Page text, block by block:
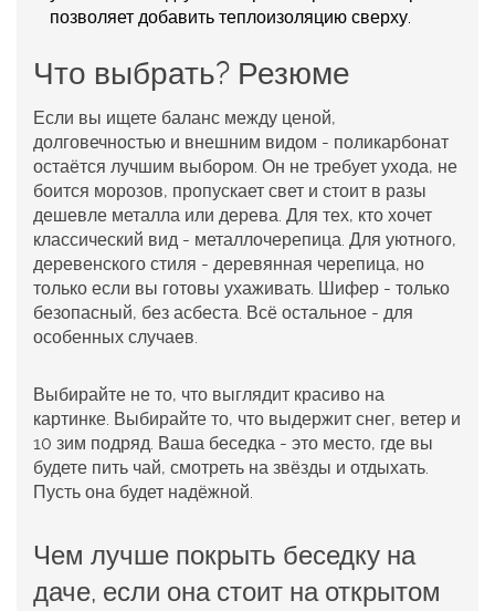
позволяет добавить теплоизоляцию сверху.
Что выбрать? Резюме
Если вы ищете баланс между ценой,
долговечностью и внешним видом - поликарбонат
остаётся лучшим выбором. Он не требует ухода, не
боится морозов, пропускает свет и стоит в разы
дешевле металла или дерева. Для тех, кто хочет
классический вид - металлочерепица . Для уютного,
деревенского стиля - деревянная черепица, но
только если вы готовы ухаживать. Шифер - только
безопасный, без асбеста. Всё остальное - для
особенных случаев.
Выбирайте не то, что выглядит красиво на
картинке. Выбирайте то, что выдержит снег, ветер и
10 зим подряд. Ваша беседка - это место, где вы
будете пить чай, смотреть на звёзды и отдыхать.
Пусть она будет надёжной.
Чем лучше покрыть беседку на
даче, если она стоит на открытом